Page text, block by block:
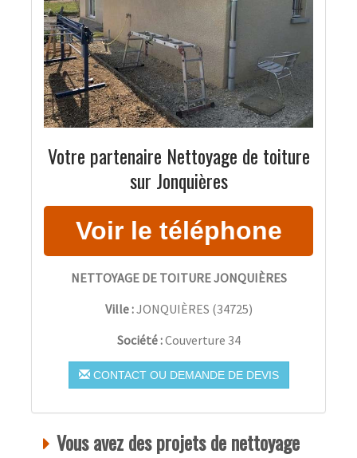
Votre partenaire Nettoyage de toiture
sur Jonquières
NETTOYAGE DE TOITURE JONQUIÈRES
Ville :JONQUIÈRES (34725)
Société :Couverture 34
CONTACT OU DEMANDE DE DEVIS
Vous avez des projets de nettoyage